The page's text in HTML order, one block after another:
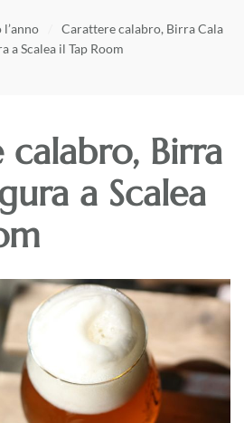
Carattere calabro, Birra Cala
a Scalea il Tap Room
Birra
a Scalea